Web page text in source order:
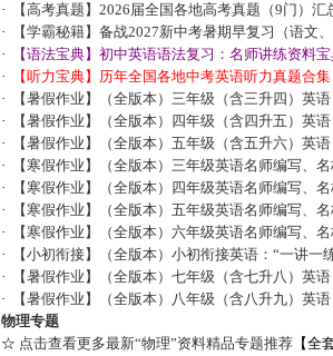
·
【高考真题】2026届全国各地高考真题（9门）汇
·
【学霸秘籍】备战2027新中考暑期早复习（语文
·
【语法宝典】初中英语语法复习：名师讲练资料宝
·
【听力宝典】历年全国各地中考英语听力真题合
·
【暑假作业】（全版本）三年级（含三升四）英
·
【暑假作业】（全版本）四年级（含四升五）英
·
【暑假作业】（全版本）五年级（含五升六）英
·
【寒假作业】（全版本）三年级英语名师编写、名
·
【寒假作业】（全版本）四年级英语名师编写、名
·
【寒假作业】（全版本）五年级英语名师编写、名
·
【寒假作业】（全版本）六年级英语名师编写、名
·
【小初衔接】（全版本）小初衔接英语：“一讲一
·
【暑假作业】（全版本）七年级（含七升八）英
·
【暑假作业】（全版本）八年级（含八升九）英
物理专题
☆ 点击查看更多最新“物理”资料精品专题推荐【全